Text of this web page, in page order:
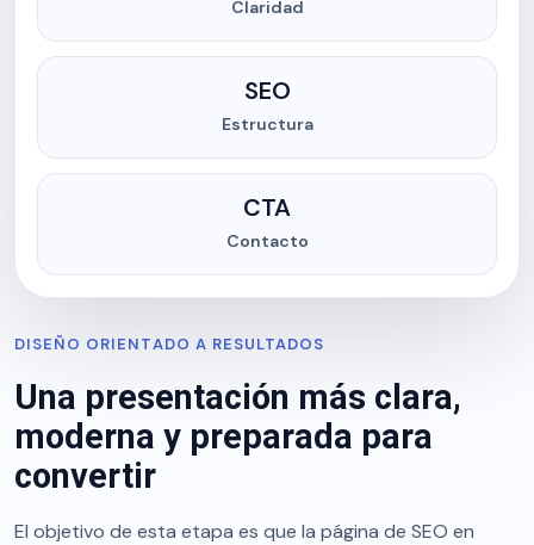
Claridad
SEO
Estructura
CTA
Contacto
DISEÑO ORIENTADO A RESULTADOS
Una presentación más clara,
moderna y preparada para
convertir
El objetivo de esta etapa es que la página de SEO en